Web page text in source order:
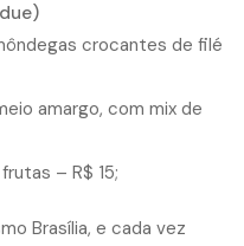
crocantes de filé
amargo, com mix de
– R$ 15;